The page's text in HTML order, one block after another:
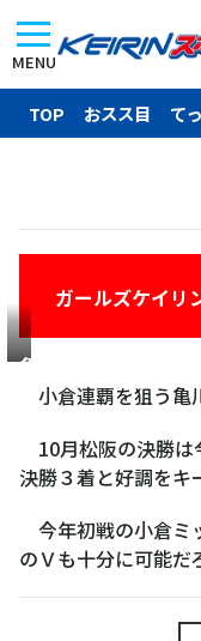
MENU
TOP おスス目 て
ガールズケイリ
亀
小倉連覇を狙う亀
10月松阪の決勝は
決勝３着と好調をキ
今年初戦の小倉ミ
のＶも十分に可能だ